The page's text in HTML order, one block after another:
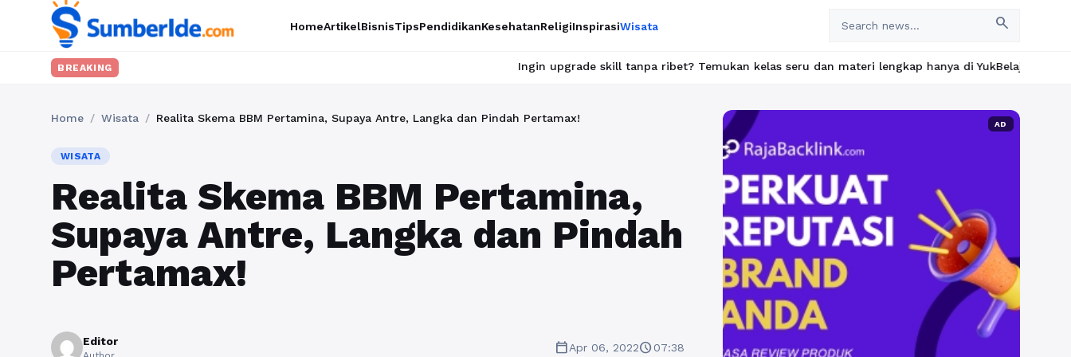
HomeArtikelBisnisTipsPendidikanKesehatanReligiInspirasiWisata search
BREAKING Ingin upgrade skill tanpa ribet? Temukan kelas seru dan materi lengkap hanya di YukBelajar.com. Mulai
Home / Wisata / Realita Skema BBM Pertamina, Supaya Antre, Langka dan Pindah Pertamax!
WISATA
Realita Skema BBM Pertamina,
Supaya Antre, Langka dan Pindah
Pertamax!
Editor calendar_todayApr 06, 2022schedule07:38
AD